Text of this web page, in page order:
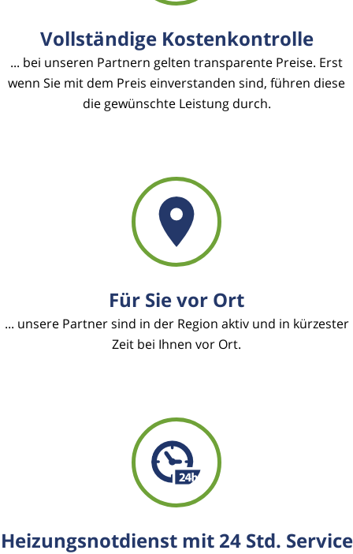
Vollständige Kostenkontrolle
... bei unseren Partnern gelten transparente Preise. Erst
wenn Sie mit dem Preis einverstanden sind, führen diese
die gewünschte Leistung durch.
Für Sie vor Ort
... unsere Partner sind in der Region aktiv und in kürzester
Zeit bei Ihnen vor Ort.
Heizungsnotdienst mit 24 Std. Service